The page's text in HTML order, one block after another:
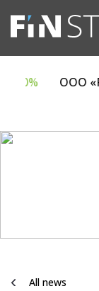
6.70% ООО
All news